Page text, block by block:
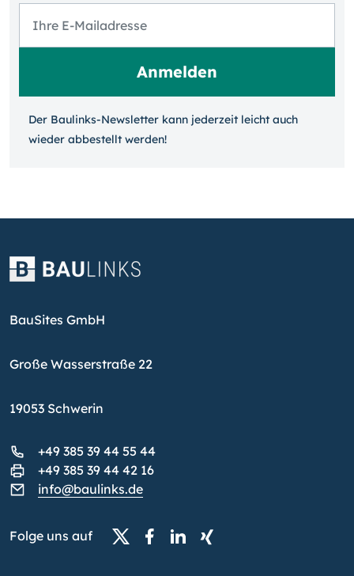
Der Baulinks-Newsletter kann jeder­zeit leicht auch
wieder ab­bestellt werden!
BauSites GmbH
Große Wasserstraße 22
19053 Schwerin
+49 385 39 44 55 44
+49 385 39 44 42 16
info@baulinks.de
Folge uns auf